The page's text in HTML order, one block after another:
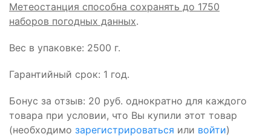
Метеостанция способна сохранять до 1750
наборов погодных данных.
Вес в упаковке: 2500 г.
Гарантийный срок: 1 год.
Бонус за отзыв: 20 руб. однократно для каждого
товара при условии, что Вы купили этот товар
(необходимо зарегистрироваться или войти)